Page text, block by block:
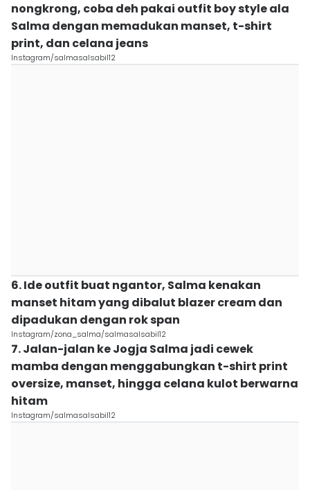
nongkrong, coba deh pakai outfit boy style ala
Salma dengan memadukan manset, t-shirt
print, dan celana jeans
Instagram/salmasalsabil12
6. Ide outfit buat ngantor, Salma kenakan
manset hitam yang dibalut blazer cream dan
dipadukan dengan rok span
Instagram/zona_salma/salmasalsabil12
7. Jalan-jalan ke Jogja Salma jadi cewek
mamba dengan menggabungkan t-shirt print
oversize, manset, hingga celana kulot berwarna
hitam
Instagram/salmasalsabil12